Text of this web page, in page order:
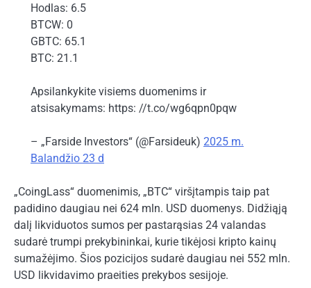
Hodlas: 6.5
BTCW: 0
GBTC: 65.1
BTC: 21.1
Apsilankykite visiems duomenims ir
atsisakymams: https: //t.co/wg6qpn0pqw
– „Farside Investors“ (@Farsideuk) 2025 m.
Balandžio 23 d
„CoingLass“ duomenimis, „BTC“ viršįtampis taip pat
padidino daugiau nei 624 mln. USD duomenys. Didžiąją
dalį likviduotos sumos per pastarąsias 24 valandas
sudarė trumpi prekybininkai, kurie tikėjosi kripto kainų
sumažėjimo. Šios pozicijos sudarė daugiau nei 552 mln.
USD likvidavimo praeities prekybos sesijoje.